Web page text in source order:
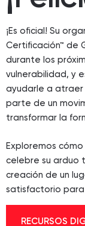
¡Es oficial! Su
Certificación™ de
durante los
vulnerabilidad, y
ayudarle a
parte de un
transformar la
Exploremos
celebre su arduo
creación de un
satisfactorio
RECURSOS